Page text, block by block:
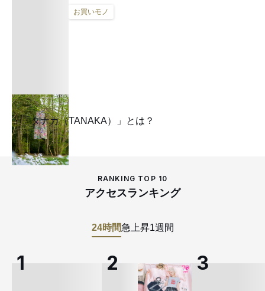
お買いモノ
「タナカ（TANAKA）」とは？
RANKING TOP 10
アクセスランキング
24時間急上昇1週間